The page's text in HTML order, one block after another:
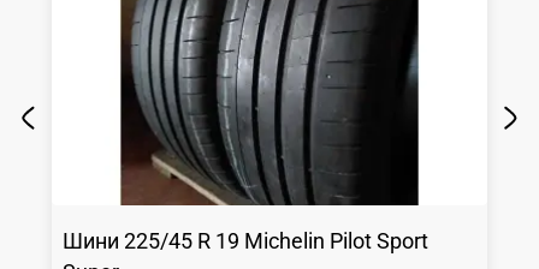
Шини225/45 R 19 Michelin Pilot Sport